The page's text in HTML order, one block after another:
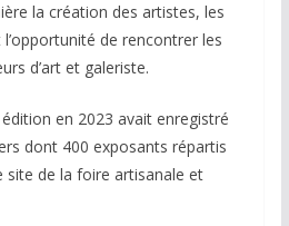
la création des artistes, les
de rencontrer les
d’art et galeriste.
en 2023 avait enregistré
dont 400 exposants répartis
site de la foire artisanale et